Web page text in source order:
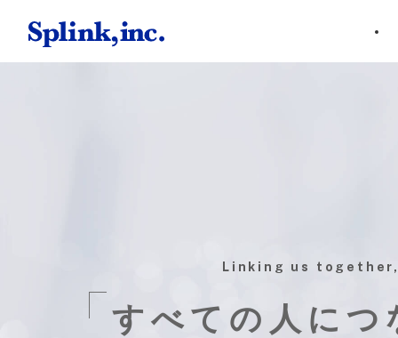
Linking us
すべての人につ